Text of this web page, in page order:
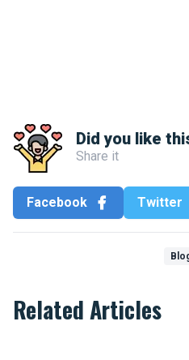
Did you like
Share it
Facebook Twitter
Related Articles